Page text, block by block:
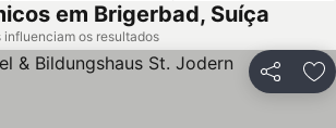
em Brigerbad, Suíça
influenciam os resultados
Partilhar